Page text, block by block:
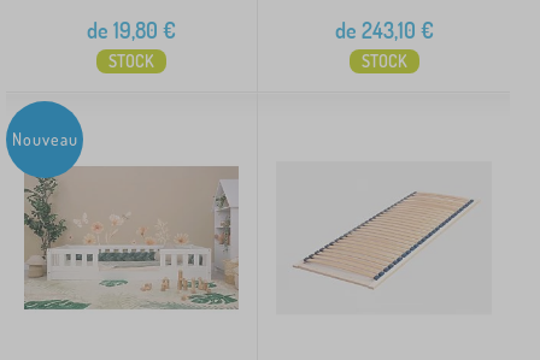
de 19,80 €
STOCK
de 243,10 €
STOCK
Nouveau